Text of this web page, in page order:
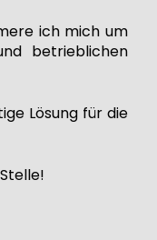
ich mich um
betrieblichen
Lösung für die